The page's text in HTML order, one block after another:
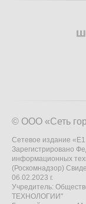
© ООО «Сеть
Сетевое издание
Зарегистрировано
информационных
(Роскомнадзор)
06.02.2023 г.
Учредитель:
ТЕХНОЛОГИИ"